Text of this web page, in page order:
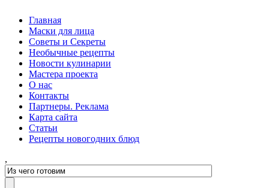
Главная
Маски для лица
Советы и Секреты
Необычные рецепты
Новости кулинарии
Мастера проекта
О нас
Контакты
Партнеры. Реклама
Карта сайта
Статьи
Рецепты новогодних блюд
,